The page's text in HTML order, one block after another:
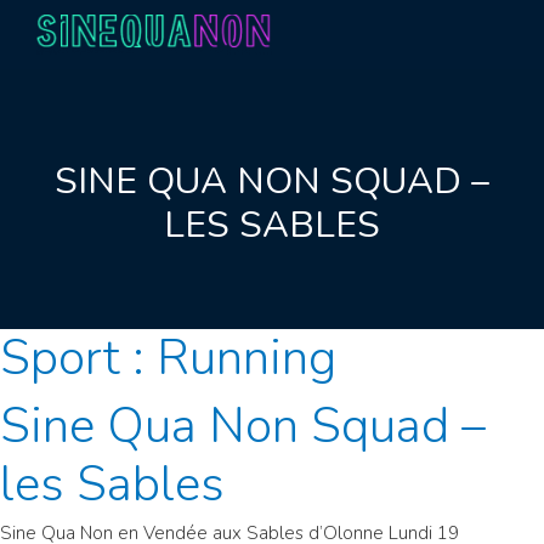
Aller au contenu
SINE QUA NON SQUAD –
LES SABLES
Sport : Running
Sine Qua Non Squad –
les Sables
Sine Qua Non en Vendée aux Sables d’Olonne Lundi 19